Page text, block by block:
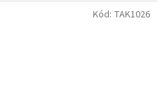
Kód: TAK1026